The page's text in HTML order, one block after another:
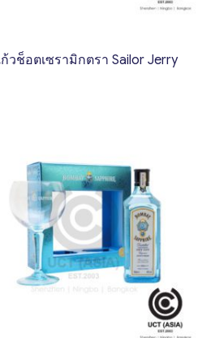
วช็อตเซรามิกตรา Sailor Jerry